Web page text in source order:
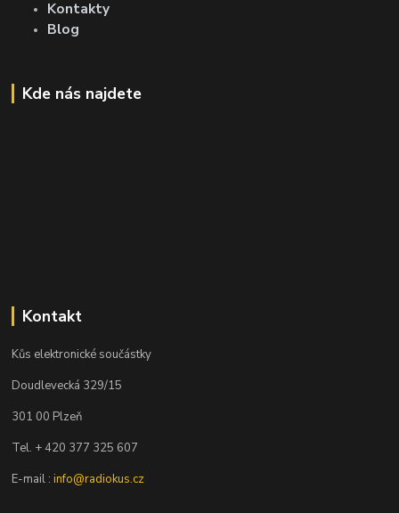
Kontakty
Blog
Kde nás najdete
Kontakt
Kůs elektronické součástky
Doudlevecká 329/15
301 00 Plzeň
Tel. + 420 377 325 607
E-mail :info@radiokus.cz